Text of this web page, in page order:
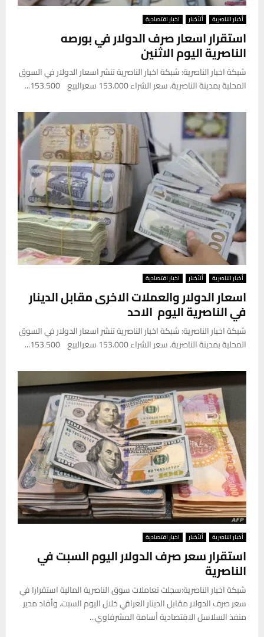
أخبار الناصرية ألأخبار اخبار اقتصادية
استقرار اسعار صرف الدولار في بورصه
الناصرية اليوم الاثنين
شبكة اخبار الناصرية: شبكة اخبار الناصرية تنشر اسعار الدولار في السوق
المحلية بمدينة الناصرية. سعر الشراء 153.000 سعرالبيع 153.500...
أخبار الناصرية ألأخبار اخبار اقتصادية
اسعار الدولار والعملات الاخرى مقابل الدينار
في الناصرية اليوم الاحد
شبكة اخبار الناصرية: شبكة اخبار الناصرية تنشر اسعار الدولار في السوق
المحلية بمدينة الناصرية. سعر الشراء 153.000 سعرالبيع 153.500...
أخبار الناصرية ألأخبار اخبار اقتصادية
استقرار سعر صرف الدولار اليوم السبت في
الناصرية
شبكة اخبار الناصرية:سجلت تعاملات سوق الناصرية المالية استقرارا في
سعر صرف الدولار مقابل الدينار العراقي خلال اليوم السبت. وأفاد مدير
منفذ السلاسل الاقتصادية أسامة المشرفاوي...